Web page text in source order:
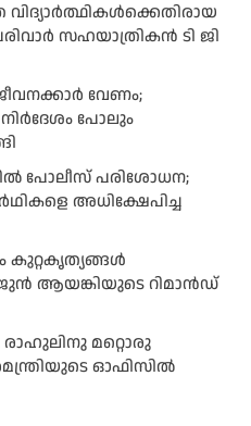
സഹയാത്രികൻ ടി ജി
വേണം;
പോലും
പോലീസ് പരിശോധന;
അധിക്ഷേപിച്ച
കുറ്റകൃത്യങ്ങൾ
ആയങ്കിയുടെ റിമാൻഡ്
രാഹുലിനു മറ്റൊരു
ഓഫിസിൽ